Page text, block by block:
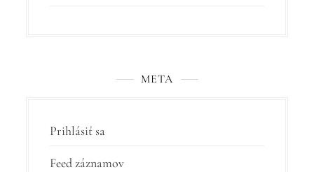
META
Prihlásiť sa
Feed záznamov